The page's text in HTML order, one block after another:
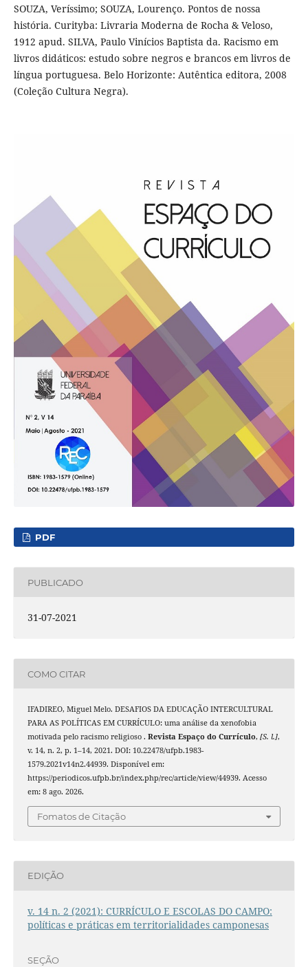
SOUZA, Veríssimo; SOUZA, Lourenço. Pontos de nossa
história. Curityba: Livraria Moderna de Rocha & Veloso,
1912 apud. SILVA, Paulo Vinícios Baptista da. Racismo em
livros didáticos: estudo sobre negros e brancos em livros de
língua portuguesa. Belo Horizonte: Autêntica editora, 2008
(Coleção Cultura Negra).
PDF
PUBLICADO
31-07-2021
COMO CITAR
IFADIREO, Miguel Melo. DESAFIOS DA EDUCAÇÃO INTERCULTURAL
PARA AS POLÍTICAS EM CURRÍCULO: uma análise da xenofobia
motivada pelo racismo religioso . Revista Espaço do Currículo, [S. l.],
v. 14, n. 2, p. 1–14, 2021. DOI: 10.22478/ufpb.1983-
1579.2021v14n2.44939. Disponível em:
https://periodicos.ufpb.br/index.php/rec/article/view/44939. Acesso
em: 8 ago. 2026.
Fomatos de Citação
EDIÇÃO
v. 14 n. 2 (2021): CURRÍCULO E ESCOLAS DO CAMPO:
políticas e práticas em territorialidades camponesas
SEÇÃO